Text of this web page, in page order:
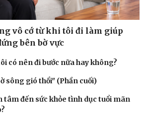
vô cớ từ khi tôi đi làm giúp
bên bờ vực
có nên đi bước nữa hay không?
sông gió thổi" (Phần cuối)
tâm đến sức khỏe tình dục tuổi mãn